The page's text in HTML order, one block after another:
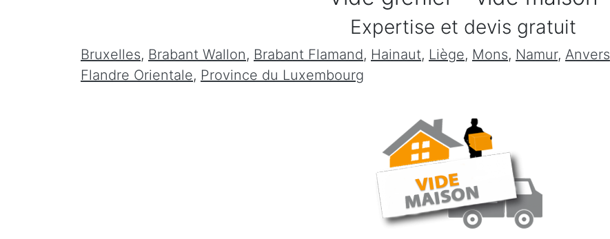
Expertise et devis gratuit
Bruxelles, Brabant Wallon, Brabant Flamand, Hainaut, Liège, Mons, Namur, Anvers
Flandre Orientale, Province du Luxembourg